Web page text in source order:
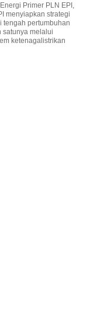
Primer PLN EPI,
menyiapkan strategi
tengah pertumbuhan
satunya melalui
ketenagalistrikan